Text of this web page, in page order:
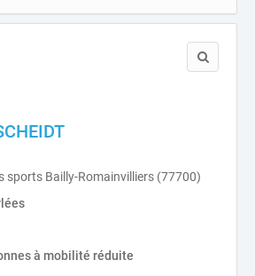
sports Bailly-Romainvilliers (77700)
à mobilité réduite